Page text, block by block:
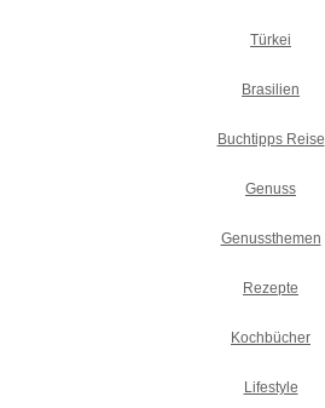
Türkei
Brasilien
Buchtipps Reise
Genuss
Genussthemen
Rezepte
Kochbücher
Lifestyle